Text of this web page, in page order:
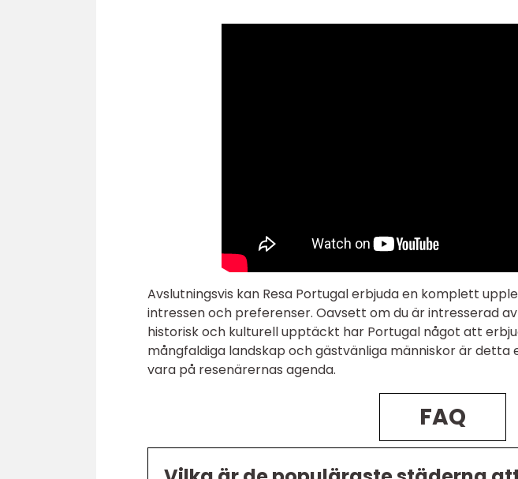
Avslutningsvis kan Resa Portugal erbjuda en komplett
intressen och preferenser. Oavsett om du är intresserad
historisk och kulturell upptäckt har Portugal något att
mångfaldiga landskap och gästvänliga människor är
vara på resenärernas agenda.
FAQ